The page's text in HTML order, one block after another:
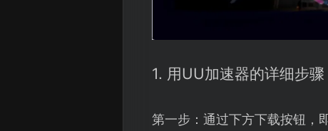
1. 用UU加速器的详细步骤
第一步：通过下方下载按钮，